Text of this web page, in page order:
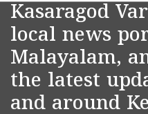
Kasaragod
local news
Malayalam,
the latest
and around